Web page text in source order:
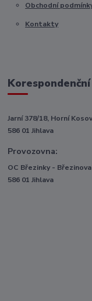
Obchodní
Kontakty
Jarní 378/18, Horní
586 01 Jihlava
Provozovna:
OC Březinky -
586 01 Jihlava